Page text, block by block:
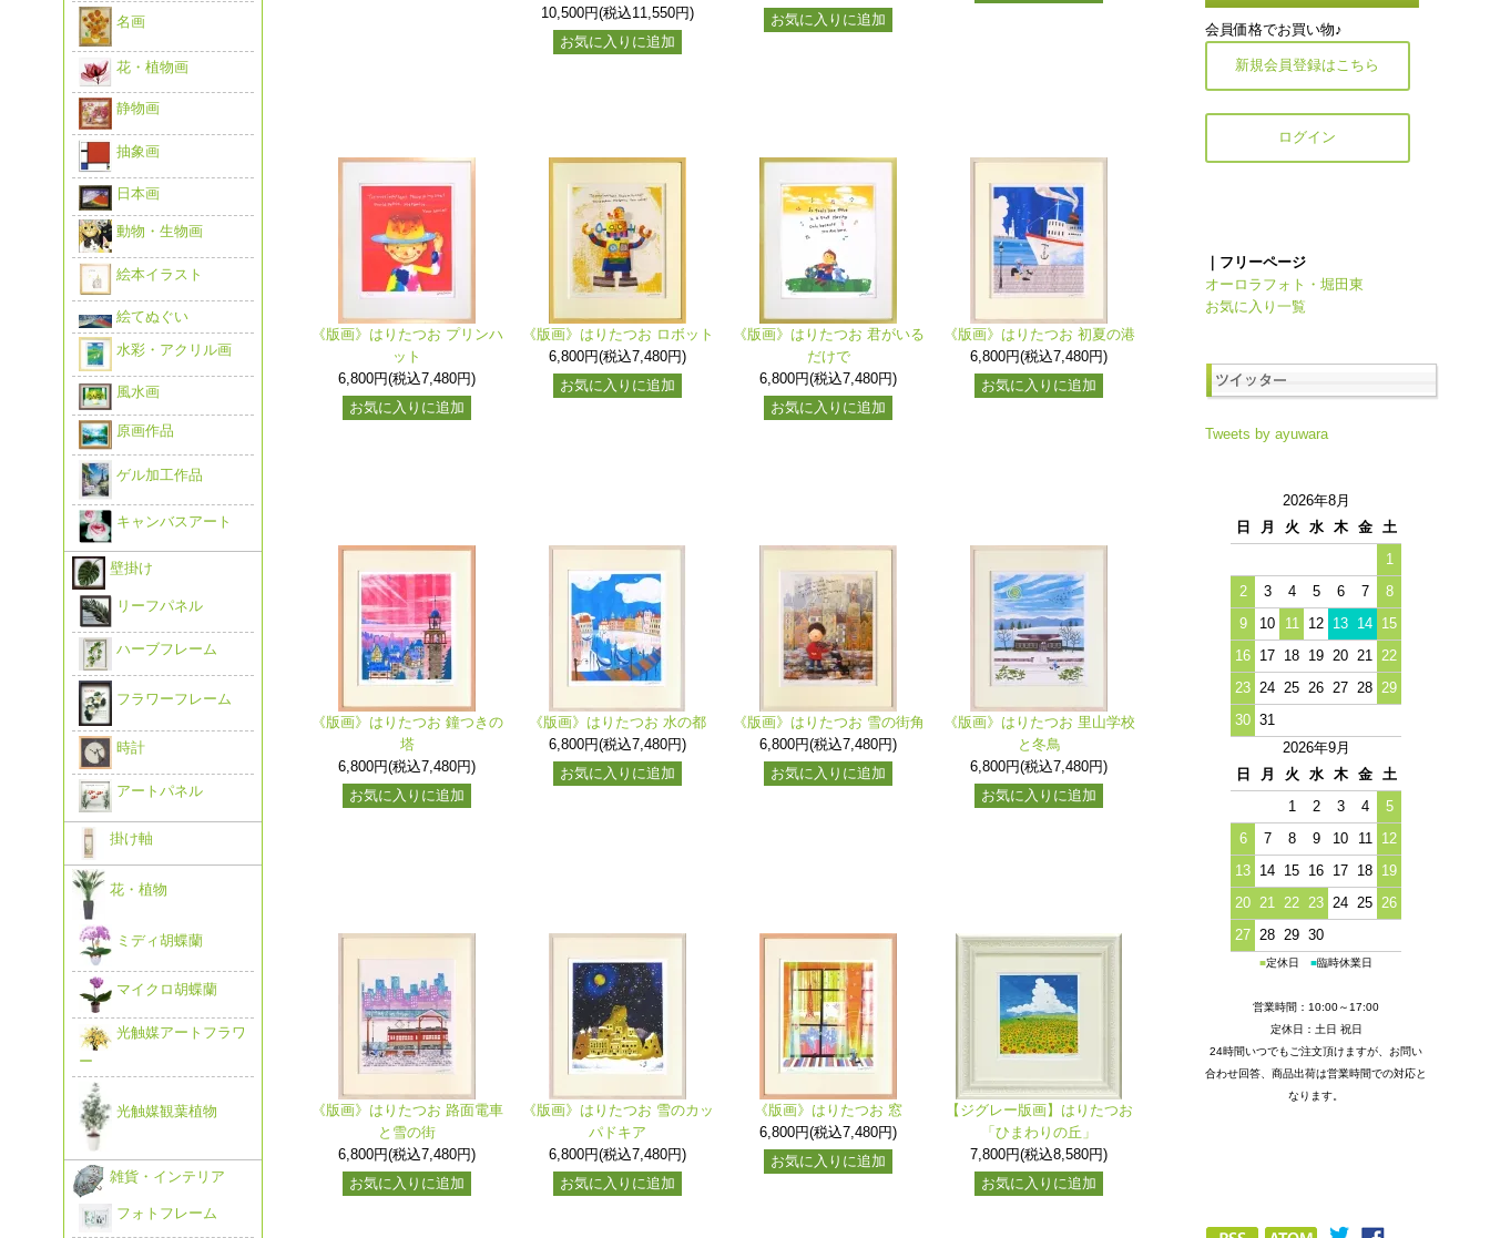
10,500円(税込11,550円)
お気に入りに追加
お気に入りに追加
《版画》はりたつお プリンハ
ット
6,800円(税込7,480円)
お気に入りに追加
《版画》はりたつお ロボット
6,800円(税込7,480円)
お気に入りに追加
《版画》はりたつお 君がいる
だけで
6,800円(税込7,480円)
お気に入りに追加
《版画》はりたつお 初夏の港
6,800円(税込7,480円)
お気に入りに追加
《版画》はりたつお 鐘つきの
塔
6,800円(税込7,480円)
お気に入りに追加
《版画》はりたつお 水の都
6,800円(税込7,480円)
お気に入りに追加
《版画》はりたつお 雪の街角
6,800円(税込7,480円)
お気に入りに追加
《版画》はりたつお 里山学校
と冬鳥
6,800円(税込7,480円)
お気に入りに追加
《版画》はりたつお 路面電車
と雪の街
6,800円(税込7,480円)
お気に入りに追加
《版画》はりたつお 雪のカッ
パドキア
6,800円(税込7,480円)
お気に入りに追加
《版画》はりたつお 窓
6,800円(税込7,480円)
お気に入りに追加
【ジグレー版画】はりたつお
「ひまわりの丘」
7,800円(税込8,580円)
お気に入りに追加
名画
花・植物画
静物画
抽象画
日本画
動物・生物画
絵本イラスト
絵てぬぐい
水彩・アクリル画
風水画
原画作品
ゲル加工作品
キャンバスアート
壁掛け
リーフパネル
ハーブフレーム
フラワーフレーム
時計
アートパネル
掛け軸
花・植物
ミディ胡蝶蘭
マイクロ胡蝶蘭
光触媒アートフラワ
ー
光触媒観葉植物
雑貨・インテリア
フォトフレーム
会員価格でお買い物♪
新規会員登録はこちら
ログイン
｜フリーページ
オーロラフォト・堀田東
お気に入り一覧
Tweets by ayuwara
2026年8月
日
月 火 水 木 金
土
1
2
3 4 5 6 7
8
9
10 11 12 13 14 15
16 17 18 19 20 21
22
23 24 25 26 27 28 29
30 31
2026年9月
日
月 火 水 木 金
土
1
2 3 4
5
6
7 8 9 10 11
12
13 14 15 16 17 18 19
20 21 22 23 24 25 26
27 28 29 30
■定休日 ■臨時休業日
営業時間：10:00～17:00
定休日：土日 祝日
24時間いつでもご注文頂けますが、お問い
合わせ回答、商品出荷は営業時間での対応と
なります。